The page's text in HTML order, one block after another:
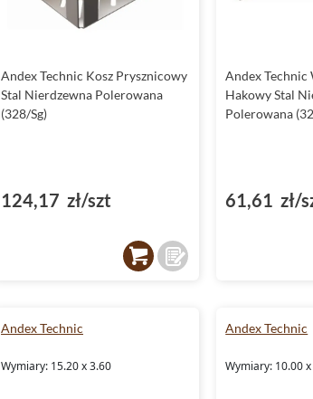
Andex Technic Kosz Prysznicowy
Stal Nierdzewna Polerowana
(328/Sg)
124,17 zł/szt
Andex Technic
Hakowy Stal
Polerowana
61,61 zł/
Andex Technic
Wymiary: 15.20 x 3.60
Andex Technic
Wymiary: 10.00